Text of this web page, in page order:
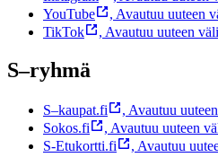
YouTube
, Avautuu uuteen
TikTok
, Avautuu uuteen
S–ryhmä
S–kaupat.fi , Avautuu
Sokos.fi
, Avautuu uuteen
S-Etukortti.fi
, Avautuu